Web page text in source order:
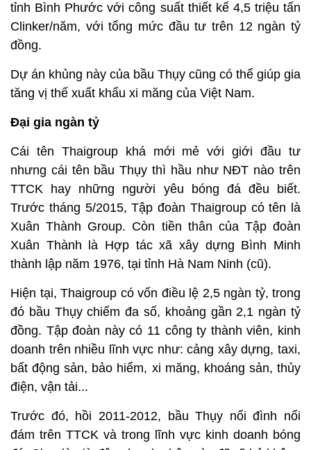
tỉnh Bình Phước với công suất thiết kế 4,5 triệu tấn
Clinker/năm, với tổng mức đầu tư trên 12 ngàn tỷ
đồng.
Dự án khủng này của bầu Thụy cũng có thể giúp gia
tăng vị thế xuất khẩu xi măng của Việt Nam.
Đại gia ngàn tỷ
Cái tên Thaigroup khá mới mẻ với giới đầu tư
nhưng cái tên bầu Thụy thì hầu như NĐT nào trên
TTCK hay những người yêu bóng đá đều biết.
Trước tháng 5/2015, Tập đoàn Thaigroup có tên là
Xuân Thành Group. Còn tiền thân của Tập đoàn
Xuân Thành là Hợp tác xã xây dựng Bình Minh
thành lập năm 1976, tại tỉnh Hà Nam Ninh (cũ).
Hiện tại, Thaigroup có vốn điều lệ 2,5 ngàn tỷ, trong
đó bầu Thụy chiếm đa số, khoảng gần 2,1 ngàn tỷ
đồng. Tập đoàn này có 11 công ty thành viên, kinh
doanh trên nhiều lĩnh vực như: cảng xây dựng, taxi,
bất động sản, bảo hiểm, xi măng, khoáng sản, thủy
điện, vận tải...
Trước đó, hồi 2011-2012, bầu Thụy nổi đình nổi
đám trên TTCK và trong lĩnh vực kinh doanh bóng